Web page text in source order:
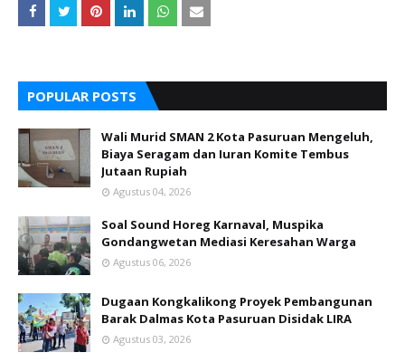
POPULAR POSTS
Wali Murid SMAN 2 Kota Pasuruan Mengeluh,
Biaya Seragam dan Iuran Komite Tembus
Jutaan Rupiah
Agustus 04, 2026
Soal Sound Horeg Karnaval, Muspika
Gondangwetan Mediasi Keresahan Warga
Agustus 06, 2026
Dugaan Kongkalikong Proyek Pembangunan
Barak Dalmas Kota Pasuruan Disidak LIRA
Agustus 03, 2026